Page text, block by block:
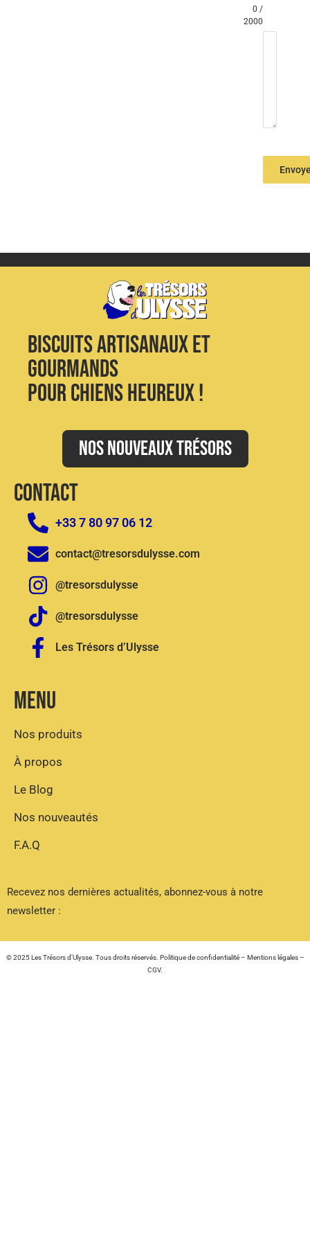
0 /
2000
Biscuits artisanaux et
gourmands
pour chiens heureux !
Nos nouveaux trésors
CONTACT
+33 7 80 97 06 12
contact@tresorsdulysse.com
@tresorsdulysse
@tresorsdulysse
Les Trésors d’Ulysse
Menu
Nos produits
À propos
Le Blog
Nos nouveautés
F.A.Q
Recevez nos dernières actualités, abonnez-vous à notre
newsletter :
© 2025 Les Trésors d’Ulysse. Tous droits réservés. Politique de confidentialité– Mentions légales–
CGV.